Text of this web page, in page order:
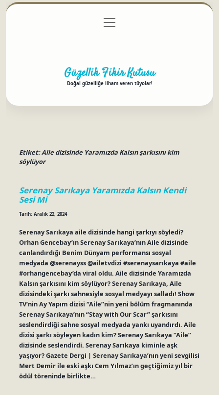
Gizlilik Politikası
menüyü
aç
Güzellik Fikir Kutusu
Doğal güzelliğe ilham veren tüyolar!
Etiket:Aile dizisinde Yaramızda Kalsın şarkısını kim
söylüyor
Serenay Sarıkaya Yaramızda Kalsın Kendi
Sesi Mi
Tarih: Aralık 22, 2024
Serenay Sarıkaya aile dizisinde hangi şarkıyı söyledi?
Orhan Gencebay’ın Serenay Sarıkaya’nın Aile dizisinde
canlandırdığı Benim Dünyam performansı sosyal
medyada @serenayss @ailetvdizi #serenaysarıkaya #aile
#orhangencebay’da viral oldu. Aile dizisinde Yaramızda
Kalsın şarkısını kim söylüyor? Serenay Sarıkaya, Aile
dizisindeki şarkı sahnesiyle sosyal medyayı salladı! Show
TV’nin Ay Yapım dizisi “Aile”nin yeni bölüm fragmanında
Serenay Sarıkaya’nın “Stay with Our Scar” şarkısını
seslendirdiği sahne sosyal medyada yankı uyandırdı. Aile
dizisi şarkı söyleyen kadın kim? Serenay Sarıkaya “Aile”
dizisinde seslendirdi. Serenay Sarıkaya kiminle aşk
yaşıyor? Gazete Dergi | Serenay Sarıkaya’nın yeni sevgilisi
Mert Demir ile eski aşkı Cem Yılmaz’ın geçtiğimiz yıl bir
ödül töreninde birlikte…